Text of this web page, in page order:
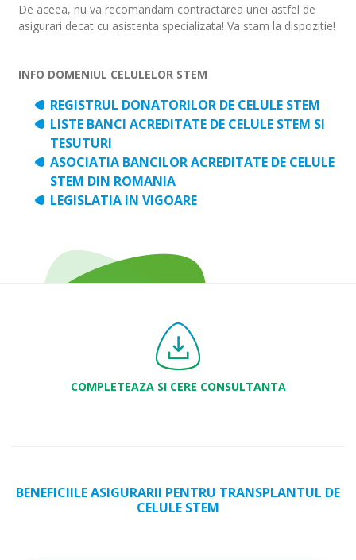
De aceea, nu va recomandam contractarea unei astfel de
asigurari decat cu asistenta specializata! Va stam la dispozitie!
INFO DOMENIUL CELULELOR STEM
REGISTRUL DONATORILOR DE CELULE STEM
LISTE BANCI ACREDITATE DE CELULE STEM SI
TESUTURI
ASOCIATIA BANCILOR ACREDITATE DE CELULE
STEM DIN ROMANIA
LEGISLATIA IN VIGOARE
COMPLETEAZA SI CERE CONSULTANTA
BENEFICIILE ASIGURARII PENTRU TRANSPLANTUL DE
CELULE STEM